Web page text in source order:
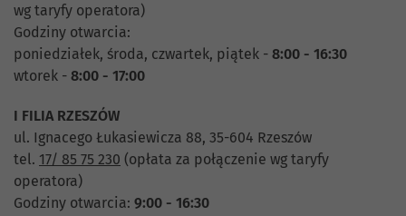
wg taryfy operatora)
Godziny otwarcia:
poniedziałek, środa, czwartek, piątek - 8:00 - 16:30
wtorek - 8:00 - 17:00
I FILIA RZESZÓW
ul. Ignacego Łukasiewicza 88, 35-604 Rzeszów
tel. 17/ 85 75 230 (opłata za połączenie wg taryfy
operatora)
Godziny otwarcia: 9:00 - 16:30